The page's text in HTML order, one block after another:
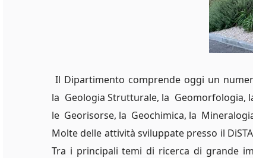
Il Dipartimento comprende oggi un
la Geologia Strutturale, la Geomorfologia,
le Georisorse, la Geochimica, la
Molte delle attività sviluppate presso il
Tra i principali temi di ricerca di grande